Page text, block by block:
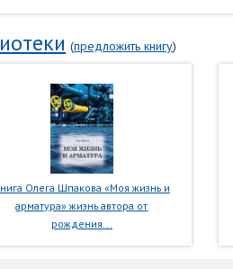
(предложить книгу)
Олега Шпакова «Моя жизнь и
арматура» жизнь автора от
рождения...